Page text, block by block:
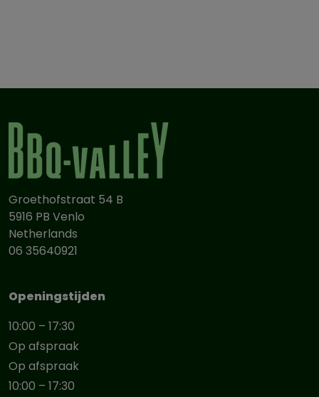
Groethofstraat 54 B
5916 PB Venlo
Netherlands
06 35640921
Openingstijden
10:00 – 17:30
Op afspraak
Op afspraak
10:00 – 17:30